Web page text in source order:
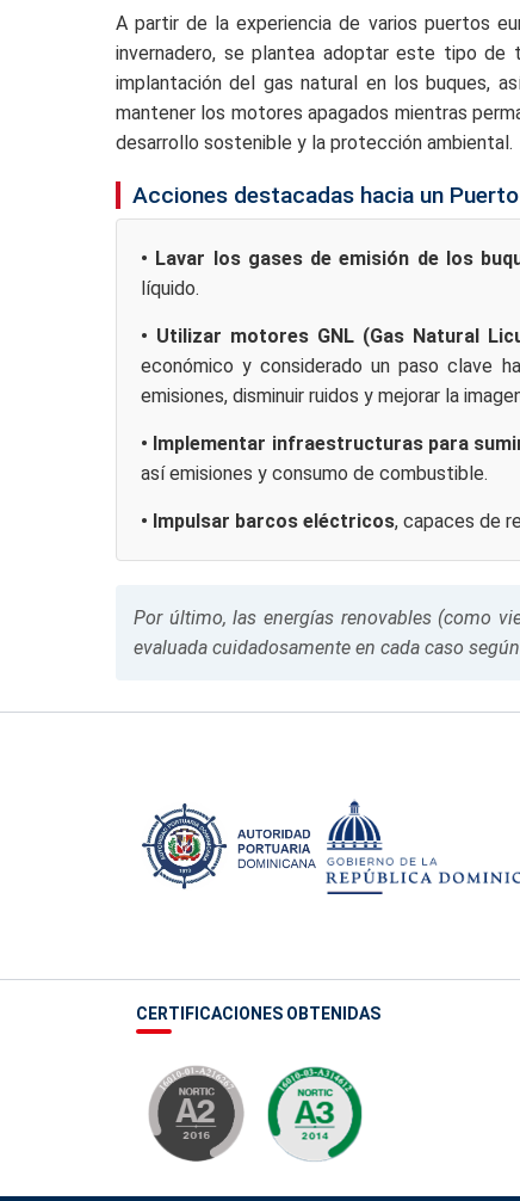
A partir de la experiencia de varios puertos
invernadero, se plantea adoptar este tipo de
implantación del gas natural en los buques,
mantener los motores apagados mientras
desarrollo sostenible y la protección ambiental.
Acciones destacadas hacia un
• Lavar los gases de emisión de los
líquido.
• Utilizar motores GNL (Gas Natural
económico y considerado un paso clave
emisiones, disminuir ruidos y mejorar la
• Implementar infraestructuras para
así emisiones y consumo de combustible.
• Impulsar barcos eléctricos, capaces de
Por último, las energías renovables (como
evaluada cuidadosamente en cada caso
CERTIFICACIONES OBTENIDAS